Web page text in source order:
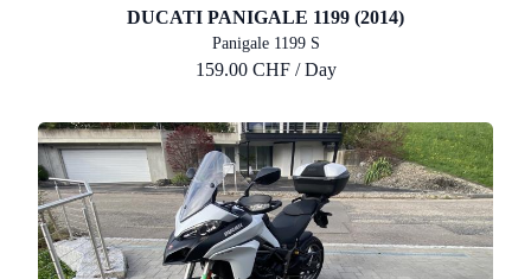
DUCATI PANIGALE 1199 (2014)
Panigale 1199 S
159.00 CHF / Day